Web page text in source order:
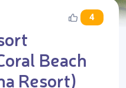
4
Beach
Resort)